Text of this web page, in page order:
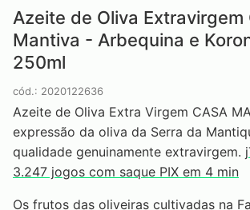
Azeite de Oliva Extravirgem
Mantiva - Arbequina e
250ml
cód.: 2020122636
Azeite de Oliva Extra Virgem CASA
expressão da oliva da Serra da
qualidade genuinamente extravirgem.
3.247 jogos com saque PIX em 4 min
Os frutos das oliveiras cultivadas na